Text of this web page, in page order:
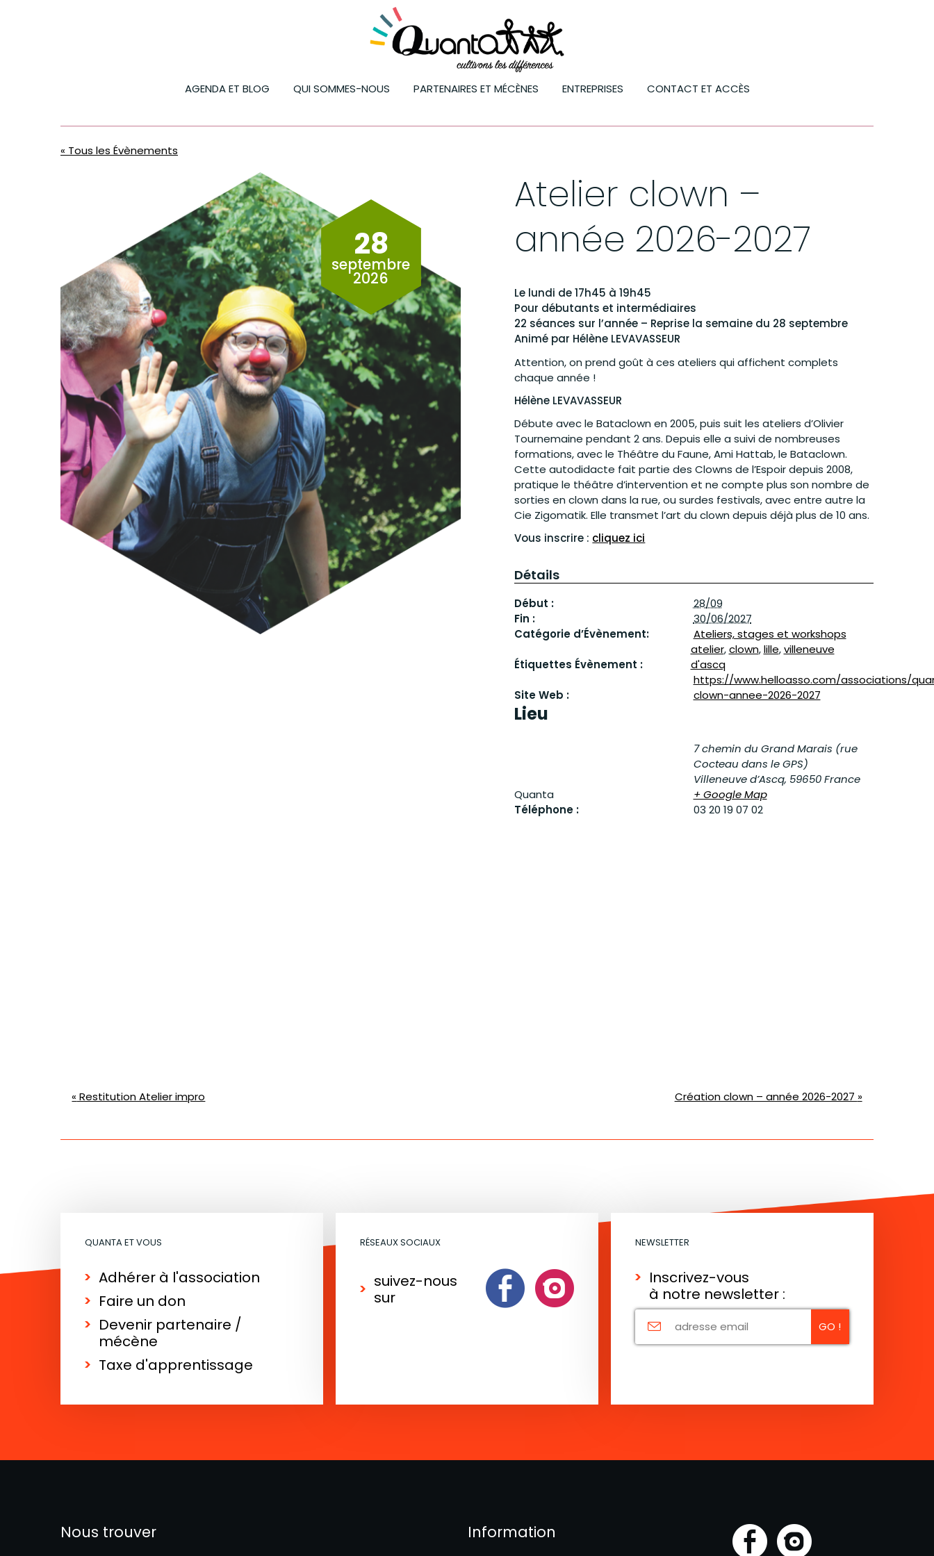
AGENDA ET BLOG QUI SOMMES-NOUS PARTENAIRES ET MÉCÈNES ENTREPRISES CONTACT ET ACCÈS
« Tous les Évènements
28
septembre
2026
Atelier clown –
année 2026-2027
Le lundi de 17h45 à 19h45
Pour débutants et intermédiaires
22 séances sur l’année – Reprise la semaine du 28 septembre
Animé par Hélène LEVAVASSEUR
Attention, on prend goût à ces ateliers qui affichent complets
chaque année !
Hélène LEVAVASSEUR
Débute avec le Bataclown en 2005, puis suit les ateliers d’Olivier
Tournemaine pendant 2 ans. Depuis elle a suivi de nombreuses
formations, avec le Théâtre du Faune, Ami Hattab, le Bataclown.
Cette autodidacte fait partie des Clowns de l’Espoir depuis 2008,
pratique le théâtre d’intervention et ne compte plus son nombre de
sorties en clown dans la rue, ou surdes festivals, avec entre autre la
Cie Zigomatik. Elle transmet l’art du clown depuis déjà plus de 10 ans.
Vous inscrire : cliquez ici
Détails
Début :
28/09
Fin :
30/06/2027
Catégorie d’Évènement:
Ateliers, stages et workshops
Étiquettes Évènement :
atelier,clown,lille,villeneuve
d'ascq
Site Web :
https://www.helloasso.com/associations/
clown-annee-2026-2027
Lieu
Quanta
7 chemin du Grand Marais (rue
Cocteau dans le GPS)
Villeneuve d’Ascq, 59650 France
+ Google Map
Téléphone :
03 20 19 07 02
Navigation
« Restitution Atelier impro Création clown – année 2026-2027 »
QUANTA ET VOUS
Adhérer à l'association
Faire un don
Devenir partenaire /
mécène
Taxe d'apprentissage
RÉSEAUX SOCIAUX
suivez-nous
sur
NEWSLETTER
Inscrivez-vous
à notre newsletter :
Nous trouver Information